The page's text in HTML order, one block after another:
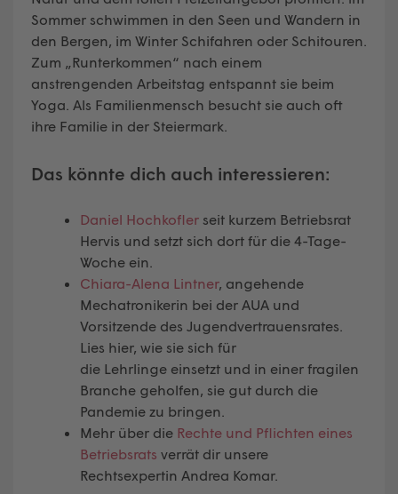
Sommer schwimmen in den Seen und Wandern in
den Bergen, im Winter Schifahren oder Schitouren.
Zum „Runterkommen“ nach einem
anstrengenden Arbeitstag entspannt sie beim
Yoga. Als Familienmensch besucht sie auch oft
ihre Familie in der Steiermark.
Das könnte dich auch interessieren:
Daniel Hochkofler seit kurzem Betriebsrat
Hervis und setzt sich dort für die 4-Tage-
Woche ein.
Chiara-Alena Lintner, angehende
Mechatronikerin bei der AUA und
Vorsitzende des Jugendvertrauensrates.
Lies hier, wie sie sich für
die Lehrlinge einsetzt und in einer fragilen
Branche geholfen, sie gut durch die
Pandemie zu bringen.
Mehr über die Rechte und Pflichten eines
Betriebsrats verrät dir unsere
Rechtsexpertin Andrea Komar.